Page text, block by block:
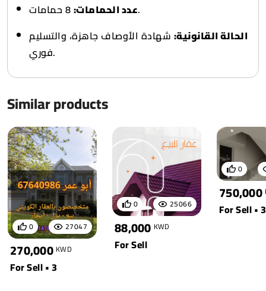
عدد الحمامات:8 حمامات.
الحالة القانونية: شهادة الأوصاف جاهزة، والتسليم
فوري.
Similar products
27047
0
270,000 KWD
For Sell • 3
25066
0
88,000 KWD
For Sell
0
750,000
For Sell • 3